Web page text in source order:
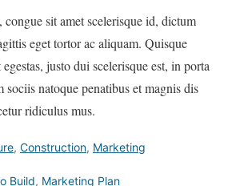
sit amet scelerisque id, dictum
eget tortor ac aliquam. Quisque
justo dui scelerisque est, in porta
sociis natoque penatibus et magnis dis
ridiculus mus.
, Construction, Marketing
Build, Marketing Plan